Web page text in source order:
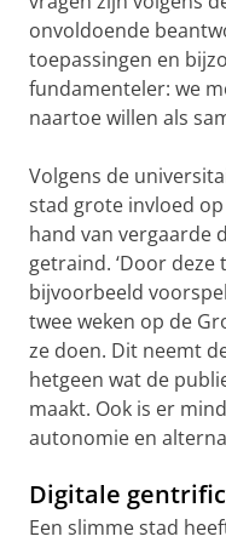
onvoldoende
toepassingen en
fundamenteler: we
naartoe willen als
Volgens de
stad grote invloed
hand van vergaarde
getraind. ‘Door
bijvoorbeeld
twee weken op de
ze doen. Dit neemt
hetgeen wat de
maakt. Ook is er
autonomie en
Digitale
Een slimme stad